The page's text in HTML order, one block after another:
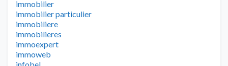
immobilier
immobilier particulier
immobiliere
immobilieres
immoexpert
immoweb